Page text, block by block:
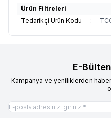
Ürün Filtreleri
Tedarikçi Ürün Kodu
:
E-
Kampanya ve yeniliklerden